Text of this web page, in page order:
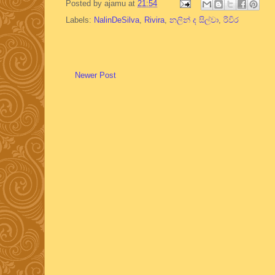
Posted by ajamu at 21:54
Labels: NalinDeSilva Rivira නලින් ද සිල්වා රිවිර
Newer Post